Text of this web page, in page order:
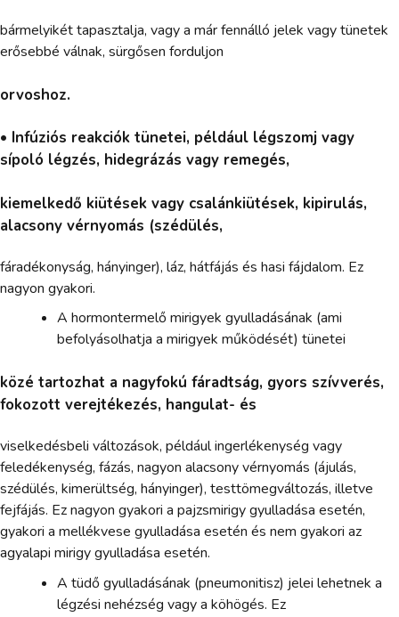
bármelyikét tapasztalja, vagy a már fennálló jelek vagy tünetek
erősebbé válnak, sürgősen forduljon
orvoshoz.
• Infúziós reakciók tünetei, például légszomj vagy
sípoló légzés, hidegrázás vagy remegés,
kiemelkedő kiütések vagy csalánkiütések, kipirulás,
alacsony vérnyomás (szédülés,
fáradékonyság, hányinger), láz, hátfájás és hasi fájdalom. Ez
nagyon gyakori.
A hormontermelő mirigyek gyulladásának (ami
befolyásolhatja a mirigyek működését) tünetei
közé tartozhat a nagyfokú fáradtság, gyors szívverés,
fokozott verejtékezés, hangulat- és
viselkedésbeli változások, például ingerlékenység vagy
feledékenység, fázás, nagyon alacsony vérnyomás (ájulás,
szédülés, kimerültség, hányinger), testtömegváltozás, illetve
fejfájás. Ez nagyon gyakori a pajzsmirigy gyulladása esetén,
gyakori a mellékvese gyulladása esetén és nem gyakori az
agyalapi mirigy gyulladása esetén.
A tüdő gyulladásának (pneumonitisz) jelei lehetnek a
légzési nehézség vagy a köhögés. Ez